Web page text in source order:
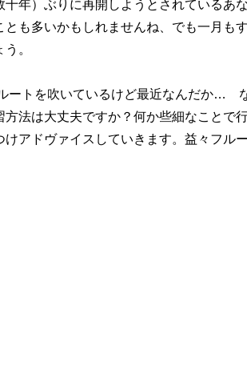
十年）ぶりに再開しようとされているあ
とも多いかもしれませんね、でも一月も
。
ートを吹いているけど最近なんだか…
方法は大丈夫ですか？何か些細なことで
けアドヴァイスしていきます。益々フル